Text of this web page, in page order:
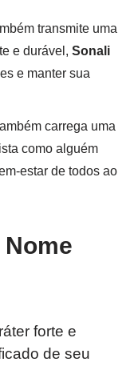
transmite uma
e durável, Sonali
e manter sua
carrega uma
como alguém
estar de todos ao
forte e
de seu